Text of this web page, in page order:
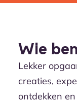
Wie
Lekker
creaties,
ontdekken